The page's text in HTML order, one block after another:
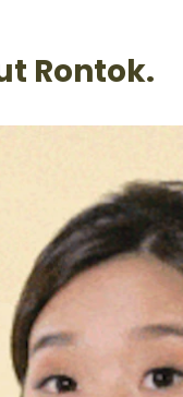
Rontok.